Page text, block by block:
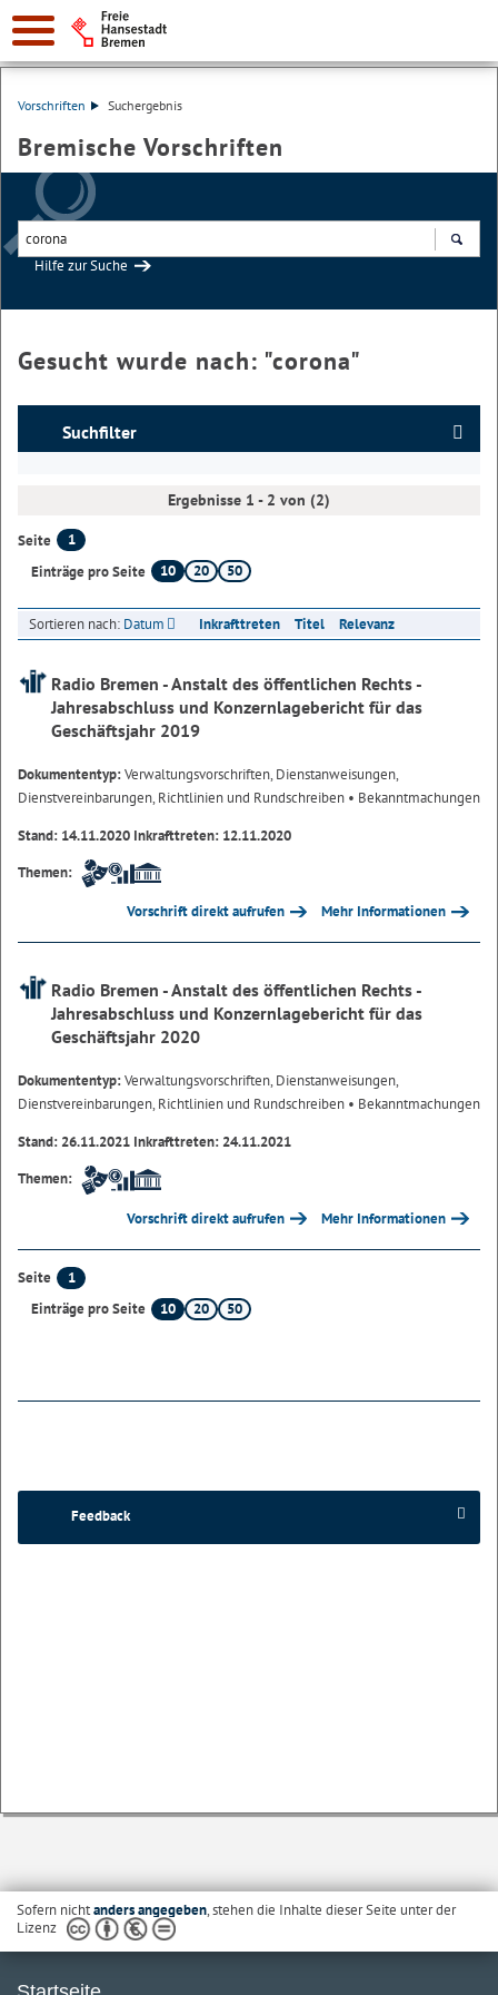
Vorschriften Suchergebnis
Bremische Vorschriften
Hilfe zur Suche
Gesucht wurde nach: "corona"
Suchfilter
Ergebnisse 1 - 2 von (2)
Seite
1
Einträge pro Seite
10 20 50
Sortieren nach: Datum Inkrafttreten Titel Relevanz
Radio Bremen - Anstalt des öffentlichen Rechts -
Jahresabschluss und Konzernlagebericht für das
Geschäftsjahr 2019
Dokumententyp:Verwaltungsvorschriften, Dienstanweisungen,
Dienstvereinbarungen, Richtlinien und Rundschreiben • Bekanntmachungen
Stand: 14.11.2020 Inkrafttreten: 12.11.2020
Themen:
Vorschrift direkt aufrufen Mehr Informationen
Radio Bremen - Anstalt des öffentlichen Rechts -
Jahresabschluss und Konzernlagebericht für das
Geschäftsjahr 2020
Dokumententyp:Verwaltungsvorschriften, Dienstanweisungen,
Dienstvereinbarungen, Richtlinien und Rundschreiben • Bekanntmachungen
Stand: 26.11.2021 Inkrafttreten: 24.11.2021
Themen:
Vorschrift direkt aufrufen Mehr Informationen
Seite
1
Einträge pro Seite
10 20 50
Feedback
Sofern nichtanders angegeben, stehen die Inhalte dieser Seite unter der
Lizenz